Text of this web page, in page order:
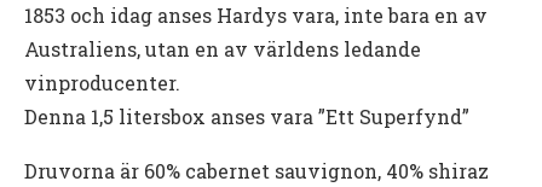
1853 och idag anses Hardys vara, inte bara en av
Australiens, utan en av världens ledande
vinproducenter.
Denna 1,5 litersbox anses vara ”Ett Superfynd”
Druvorna är 60% cabernet sauvignon, 40% shiraz